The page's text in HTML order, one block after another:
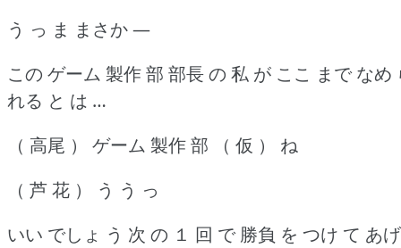
う っ ま まさか ―
この ゲーム 製作 部 部長 の 私 が ここ まで なめ
れる と は …
（ 高尾 ） ゲーム 製作 部 （ 仮 ） ね
（ 芦 花 ） う う っ
いい でしょ う 次 の １ 回 で 勝負 を つけ て あげ